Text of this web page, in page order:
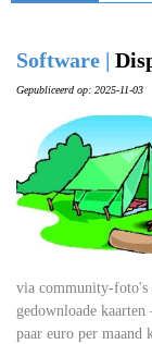
Software |
Gepubliceerd op: 2025-11-03
via community-foto's
gedownloade
paar euro per maand